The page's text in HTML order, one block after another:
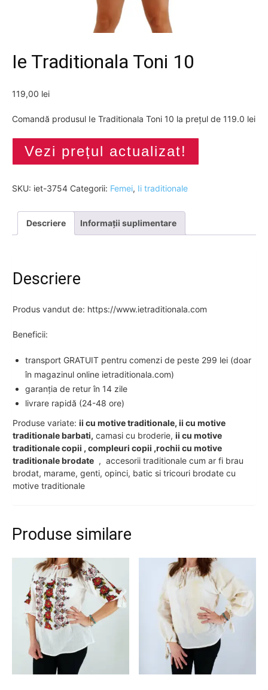
Ie Traditionala Toni 10
119,00 lei
Comandă produsul Ie Traditionala Toni 10 la prețul de 119.0 lei
Vezi prețul actualizat!
SKU: iet-3754 Categorii: Femei, Ii traditionale
Descriere Informații suplimentare
Descriere
Produs vandut de: https://www.ietraditionala.com
Beneficii:
transport GRATUIT pentru comenzi de peste 299 lei (doar
în magazinul online ietraditionala.com)
garanția de retur în 14 zile
livrare rapidă (24-48 ore)
Produse variate: ii cu motive traditionale, ii cu motive
traditionale barbati, camasi cu broderie, ii cu motive
traditionale copii , compleuri copii ,rochii cu motive
traditionale brodate , accesorii traditionale cum ar fi brau
brodat, marame, genti, opinci, batic si tricouri brodate cu
motive traditionale
Produse similare